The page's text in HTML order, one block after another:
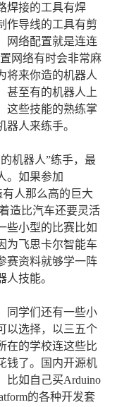
焊接的工具有焊
作导线的工具有剪
网络配置就是连连
网络有时会非常麻
将来你造的机器人
甚至有的机器人上
这些技能的熟练掌
人来练手。
机器人”练手，最
。如果参加
人那么高的巨大
造比汽车还要灵活
些小型的比赛比如
为飞思卡尔智能车
赛资料就够学一阵
技能。
同学们还有一些小
以选择，以三五个
在的学校连这些比
钱了。国内开源机
比如自己买Arduino
的各种开发套